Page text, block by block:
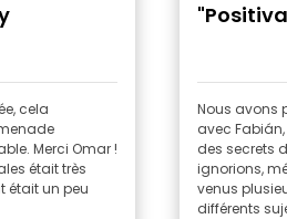
cela
Merci Omar !
était très
était un peu
Nous avons
avec
des secrets
ignorions,
venus
différents